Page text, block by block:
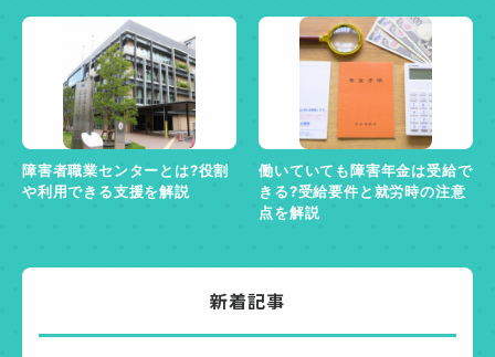
障害者職業センターとは?役割
や利用できる支援を解説
働いていても障害年金は受給で
きる?受給要件と就労時の注意
点を解説
新着記事